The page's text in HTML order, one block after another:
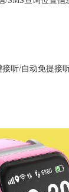
听/自动免提接